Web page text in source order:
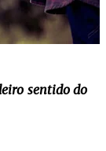
sentido do